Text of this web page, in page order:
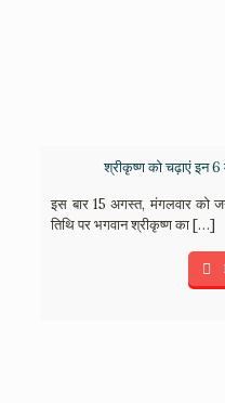
श्रीकृष्ण को चढ़ाएं इन 6
इस बार 15 अगस्त, मंगलवार को
तिथि पर भगवान श्रीकृष्ण का […]